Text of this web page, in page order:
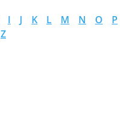
I J K L M N O
P
Z